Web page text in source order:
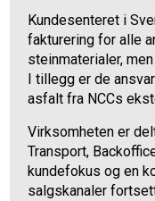
Kundesenteret i
fakturering for alle
steinmaterialer,
I tillegg er de
asfalt fra NCCs
Virksomheten er
Transport,
kundefokus og en
salgskanaler